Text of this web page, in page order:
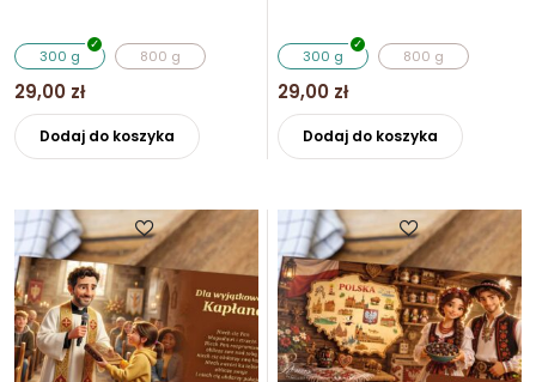
300 g 800 g
29,00 zł
Dodaj do koszyka
wiele
wariantów.
Opcje
można
wybrać
na
stronie
300 g 800 g
29,00 zł
Dodaj do koszyka
wiele
Opcje
można
wybrać
na
stronie